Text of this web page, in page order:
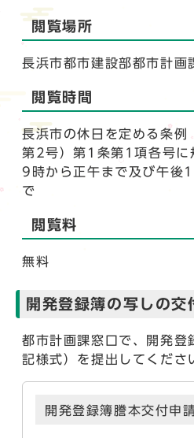
閲覧場所
長浜市都市建設部都市計画
閲覧時間
長浜市の休日を定める条
第2号）第1条第1項各号に
9時から正午まで及び午後
で
閲覧料
無料
開発登録簿の写しの交
都市計画課窓口で、開発登
記様式）を提出してくださ
開発登録簿謄本交付申